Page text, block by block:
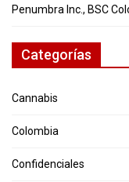
Penumbra Inc., BSC
Categorías
Cannabis
Colombia
Confidenciales